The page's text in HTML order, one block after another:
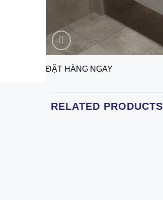
ĐẶT HÀNG NGAY
RELATED PRODUCTS